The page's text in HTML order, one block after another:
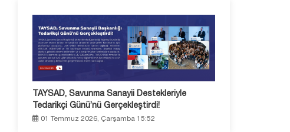
TAYSAD, Savunma Sanayii Destekleriyle
Tedarikçi Günü’nü Gerçekleştirdi!
01 Temmuz 2026, Çarşamba 15:52